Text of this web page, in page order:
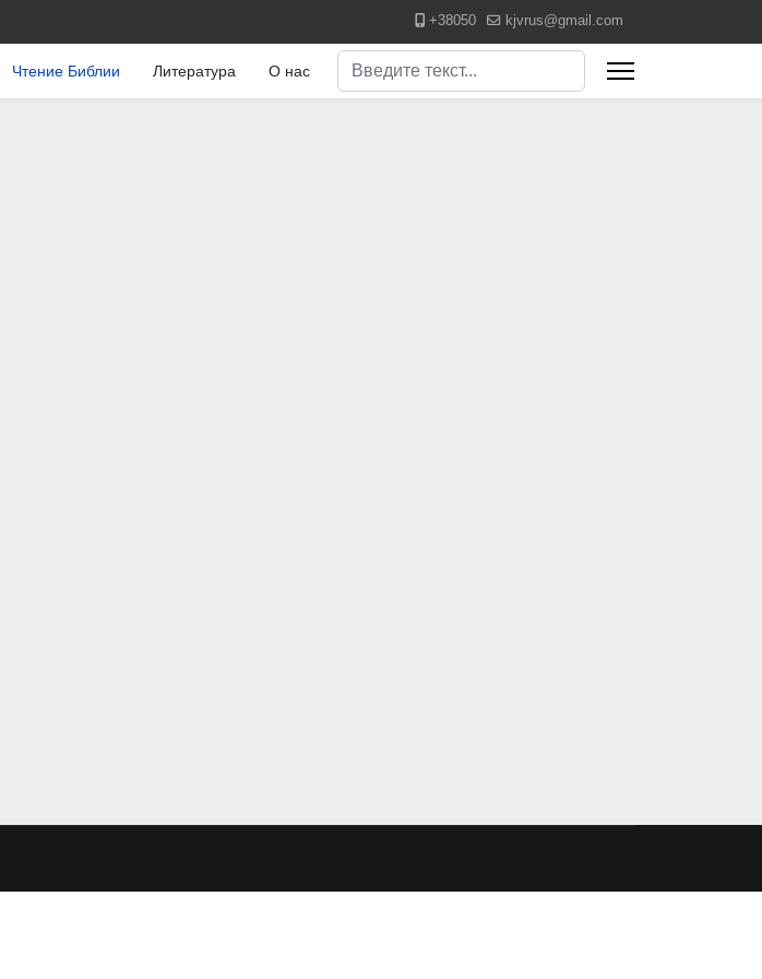
+38050 kjvrus@gmail.com
Чтение Библии Литература О нас
Поиск